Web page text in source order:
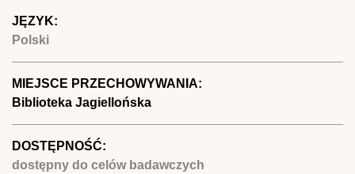
JĘZYK:
Polski
MIEJSCE PRZECHOWYWANIA:
Biblioteka Jagiellońska
DOSTĘPNOŚĆ:
dostępny do celów badawczych